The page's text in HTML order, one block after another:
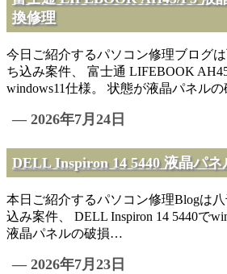
換修理
今日ご紹介するパソコン修理ブログ
ち込み案件、 富士通 LIFEBOOK
windows11仕様。 状態が液晶パネル
— 2026年7月24日
DELL Inspiron 14 5440 液晶パ
本日ご紹介するパソコン修理Blogは
込み案件、 DELL Inspiron 14 5440で
液晶パネルの破損…
— 2026年7月23日